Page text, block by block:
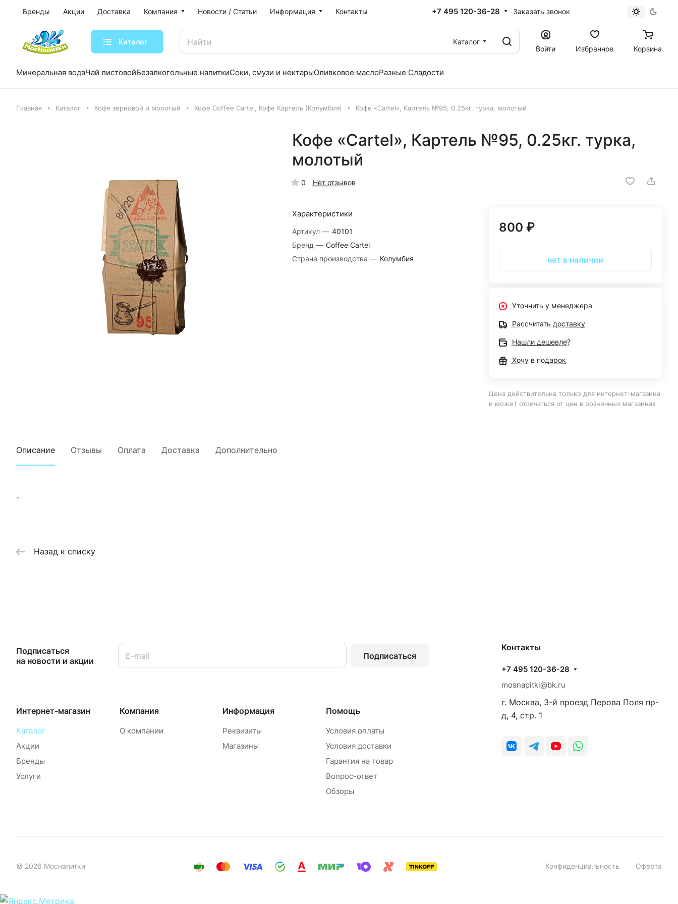
Бренды Акции Доставка Компания Новости / Статьи Информация Контакты +7 495 120-36-28 Заказать звонок
Каталог
Каталог
Войти
Избранное Корзина
Минеральная водаЧай листовойБезалкогольные напиткиСоки, смузи и нектарыОливковое маслоРазные Сладости
Главная Каталог Кофе зерновой и молотый Кофе Coffee Cartel, Кофе Картель (Колумбия) Кофе «Cartel», Картель №95, 0.25кг. турка, молотый
Кофе «Cartel», Картель №95, 0.25кг. турка,
молотый
0 Нет отзывов
Характеристики
Артикул — 40101
Бренд — Coffee Cartel
Страна производства — Колумбия
800 ₽
нет в наличии
Уточнить у менеджера
Рассчитать доставку
Нашли дешевле?
Хочу в подарок
Цена действительна только для интернет-магазина
и может отличаться от цен в розничных магазинах
Описание Отзывы Оплата Доставка Дополнительно
-
Назад к списку
Подписаться
на новости и акции
Подписаться
Интернет-магазин
Каталог
Акции
Бренды
Услуги
Компания
О компании
Информация
Реквизиты
Магазины
Помощь
Условия оплаты
Условия доставки
Гарантия на товар
Вопрос-ответ
Обзоры
Контакты
+7 495 120-36-28
mosnapitki@bk.ru
г. Москва, 3-й проезд Перова Поля пр-
д, 4, стр. 1
© 2026 Моснапитки Конфиденциальность Оферта